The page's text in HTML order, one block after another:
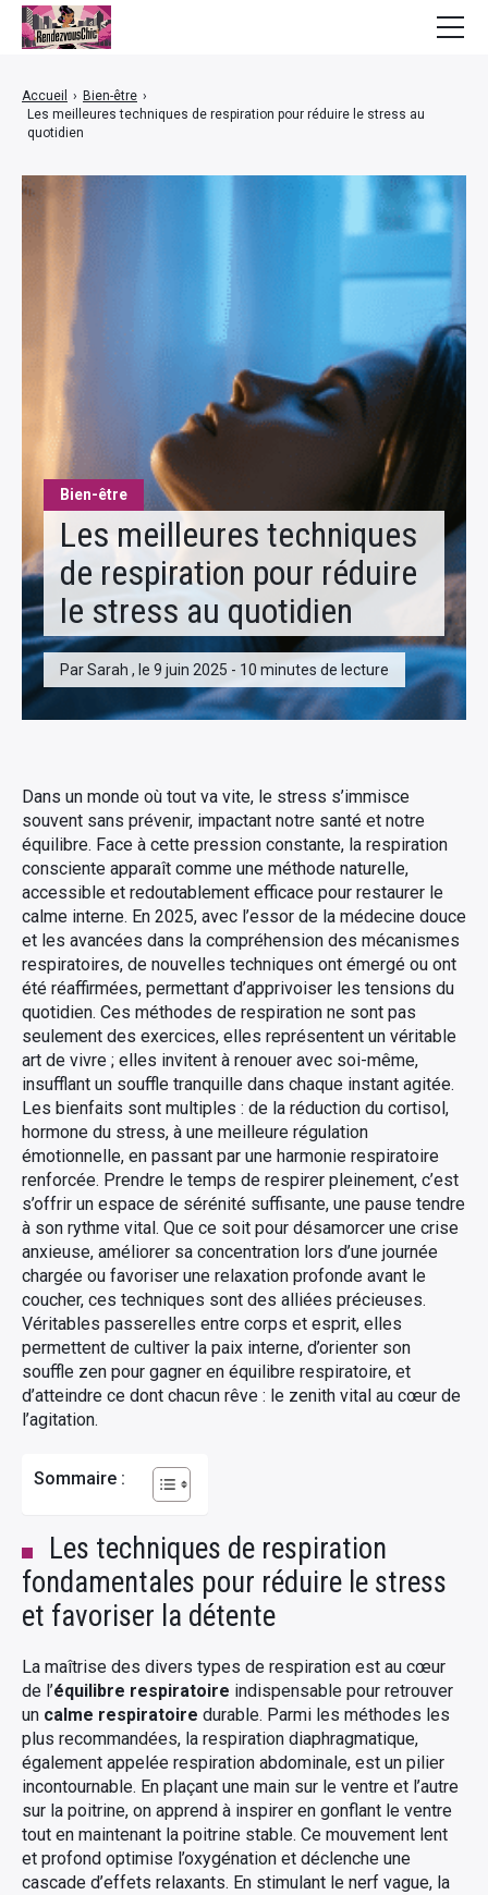
Bien-être
Les meilleures techniques
de respiration pour réduire
le stress au quotidien
Par Sarah , le 9 juin 2025 - 10 minutes de lecture
Accueil › Bien-être ›
Les meilleures techniques de respiration pour réduire le stress au
quotidien
Dans un monde où tout va vite, le stress s’immisce
souvent sans prévenir, impactant notre santé et notre
équilibre. Face à cette pression constante, la respiration
consciente apparaît comme une méthode naturelle,
accessible et redoutablement efficace pour restaurer le
calme interne. En 2025, avec l’essor de la médecine douce
et les avancées dans la compréhension des mécanismes
respiratoires, de nouvelles techniques ont émergé ou ont
été réaffirmées, permettant d’apprivoiser les tensions du
quotidien. Ces méthodes de respiration ne sont pas
seulement des exercices, elles représentent un véritable
art de vivre ; elles invitent à renouer avec soi-même,
insufflant un souffle tranquille dans chaque instant agitée.
Les bienfaits sont multiples : de la réduction du cortisol,
hormone du stress, à une meilleure régulation
émotionnelle, en passant par une harmonie respiratoire
renforcée. Prendre le temps de respirer pleinement, c’est
s’offrir un espace de sérénité suffisante, une pause tendre
à son rythme vital. Que ce soit pour désamorcer une crise
anxieuse, améliorer sa concentration lors d’une journée
chargée ou favoriser une relaxation profonde avant le
coucher, ces techniques sont des alliées précieuses.
Véritables passerelles entre corps et esprit, elles
permettent de cultiver la paix interne, d’orienter son
souffle zen pour gagner en équilibre respiratoire, et
d’atteindre ce dont chacun rêve : le zenith vital au cœur de
l’agitation.
Sommaire :
Les techniques de respiration
fondamentales pour réduire le stress
et favoriser la détente
La maîtrise des divers types de respiration est au cœur
de l’équilibre respiratoire indispensable pour retrouver
un calme respiratoire durable. Parmi les méthodes les
plus recommandées, la respiration diaphragmatique,
également appelée respiration abdominale, est un pilier
incontournable. En plaçant une main sur le ventre et l’autre
sur la poitrine, on apprend à inspirer en gonflant le ventre
tout en maintenant la poitrine stable. Ce mouvement lent
et profond optimise l’oxygénation et déclenche une
cascade d’effets relaxants. En stimulant le nerf vague, la
Bien-être
Lifestyle